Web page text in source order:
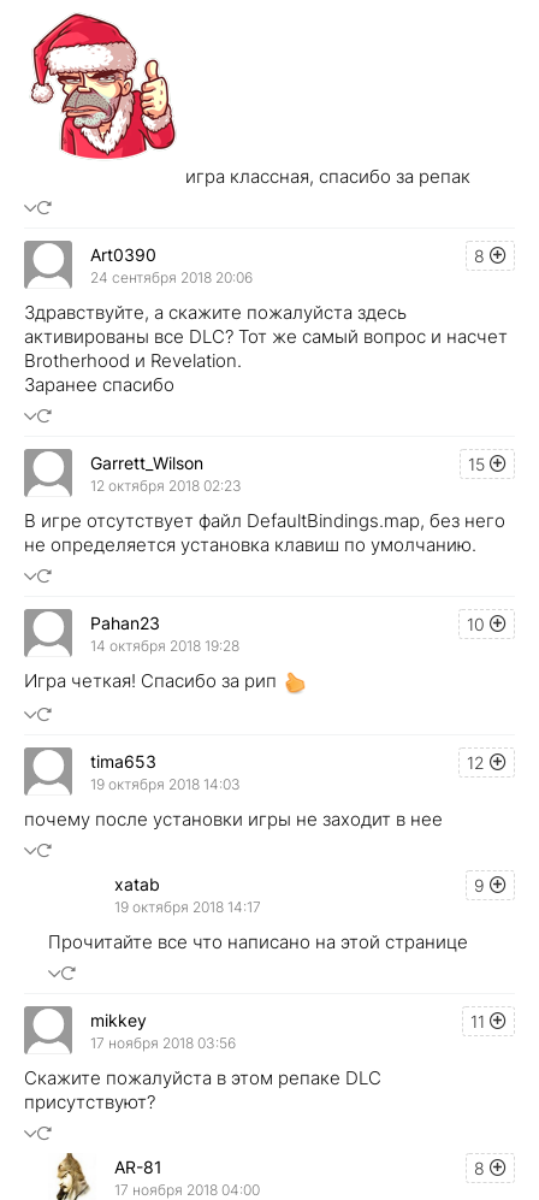
игра классная, спасибо за репак
8
Art0390
24 сентября 2018 20:06
Здравствуйте, а скажите пожалуйста здесь
активированы все DLC? Тот же самый вопрос и насчет
Brotherhood и Revelation.
Заранее спасибо
15
Garrett_Wilson
12 октября 2018 02:23
В игре отсутствует файл DefaultBindings.map, без него
не определяется установка клавиш по умолчанию.
10
Pahan23
14 октября 2018 19:28
Игра четкая! Спасибо за рип
12
tima653
19 октября 2018 14:03
почему после установки игры не заходит в нее
9
xatab
19 октября 2018 14:17
Прочитайте все что написано на этой странице
11
mikkey
17 ноября 2018 03:56
Скажите пожалуйста в этом репаке DLC
присутствуют?
8
AR-81
17 ноября 2018 04:00